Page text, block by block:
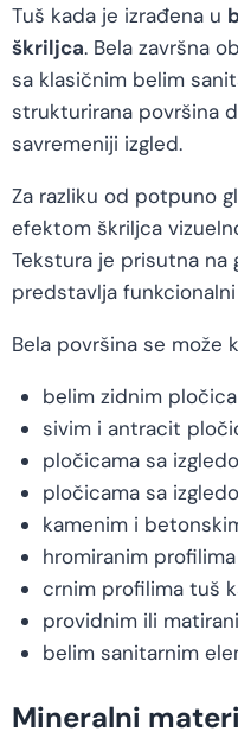
Tuš kada je izrađena u
škriljca. Bela završna
sa klasičnim belim
strukturirana površina
savremeniji izgled.
Za razliku od potpuno
efektom škriljca
Tekstura je prisutna na
predstavlja
Bela površina se može
belim zidnim
sivim i antracit
pločicama sa
pločicama sa
kamenim i
hromiranim
crnim profilima tuš
providnim ili
belim sanitarnim
Mineralni